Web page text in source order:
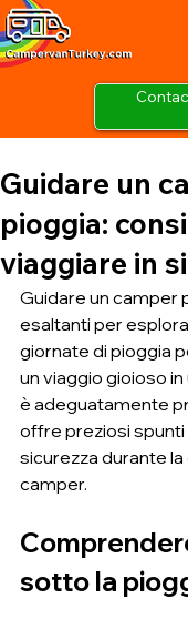
Guidare un
pioggia:
viaggiare in
Guidare un camper
esaltanti per
giornate di pioggia
un viaggio gioioso
è adeguatamente
offre preziosi spunti
sicurezza durante
camper.
sotto la